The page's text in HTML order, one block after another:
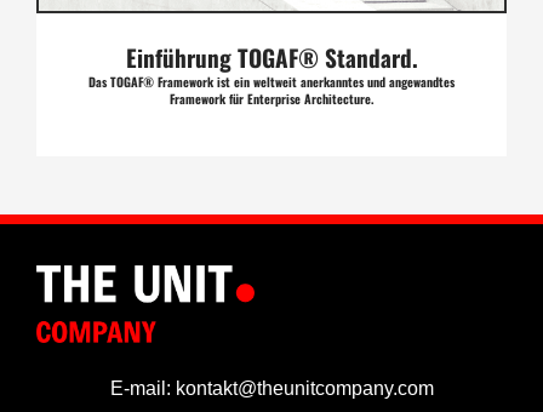
Einführung TOGAF® Standard.
Das TOGAF® Framework ist ein weltweit anerkanntes und angewandtes
Framework für Enterprise Architecture.
E-mail: kontakt@theunitcompany.com